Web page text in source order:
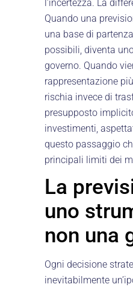
l’incertezza. La
Quando una
una base di
possibili, diventa
governo. Quando
rappresentazione
rischia invece di
presupposto
investimenti,
questo passaggio
principali limiti dei
La
uno
non una
Ogni decisione
inevitabilmente